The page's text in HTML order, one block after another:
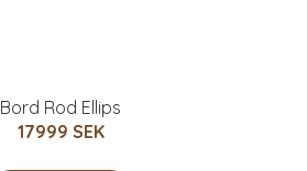
Bord Rod Ellips
17999 SEK